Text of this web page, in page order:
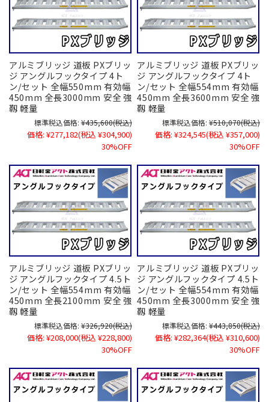
アルミブリッジ 道板 PXブリッ
ジ アングルフックタイプ 4ト
ン/セット 全幅550mm 有効幅
450mm 全長3000mm 安全 強
靱 軽量
標準税込価格: ¥435,600(税込)
価格: ¥277,182(税込 ¥304,900)
30%OFF
アルミブリッジ 道板 PXブリッ
ジ アングルフックタイプ 4ト
ン/セット 全幅554mm 有効幅
450mm 全長3600mm 安全 強
靱 軽量
標準税込価格: ¥510,070(税込)
価格: ¥324,545(税込 ¥357,000)
30%OFF
アルミブリッジ 道板 PXブリッ
ジ アングルフックタイプ 4.5ト
ン/セット 全幅554mm 有効幅
450mm 全長2100mm 安全 強
靱 軽量
標準税込価格: ¥326,920(税込)
価格: ¥208,000(税込 ¥228,800)
30%OFF
アルミブリッジ 道板 PXブリッ
ジ アングルフックタイプ 4.5ト
ン/セット 全幅554mm 有効幅
450mm 全長3000mm 安全 強
靱 軽量
標準税込価格: ¥443,850(税込)
価格: ¥282,364(税込 ¥310,600)
30%OFF